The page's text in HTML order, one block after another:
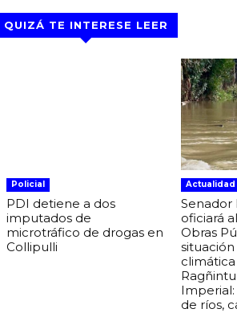
QUIZÁ TE INTERESE LEER
Policial
PDI detiene a dos
imputados de
microtráfico de drogas en
Collipulli
Actualidad
Senador
oficiará
Obras
de ríos,